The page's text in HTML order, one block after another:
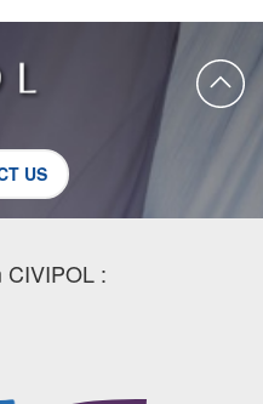
US
CIVIPOL :